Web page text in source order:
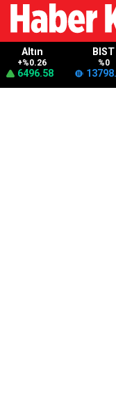
Altın
+%0.26
6496.58
BIST
%0